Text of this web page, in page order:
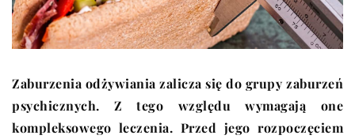
Zaburzenia odżywiania zalicza się do grupy zaburzeń
psychicznych. Z tego względu wymagają one
kompleksowego leczenia. Przed jego rozpoczęciem